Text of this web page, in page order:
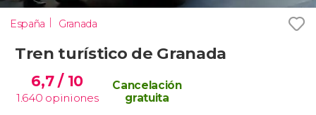
España Granada
Tren turístico de Granada
6,7/ 10
1.640 opiniones
Cancelación
gratuita